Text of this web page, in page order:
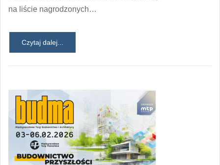
na liście nagrodzonych…
Czytaj dalej...